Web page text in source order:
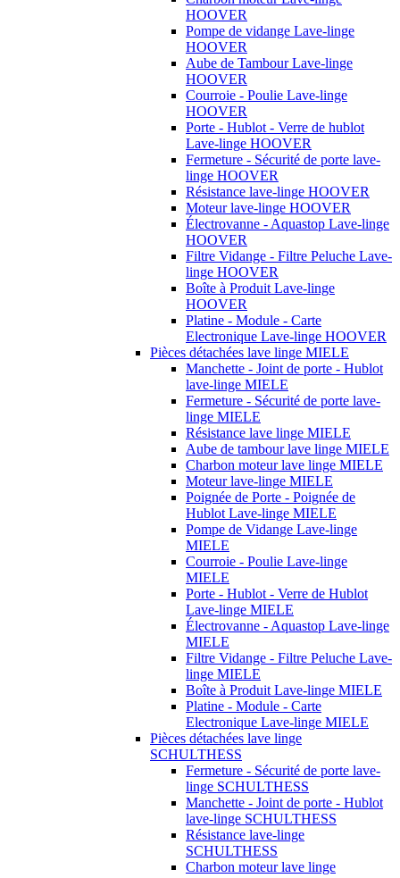
HOOVER
Pompe de vidange Lave-linge
HOOVER
Aube de Tambour Lave-linge
HOOVER
Courroie - Poulie Lave-linge
HOOVER
Porte - Hublot - Verre de hublot
Lave-linge HOOVER
Fermeture - Sécurité de porte lave-
linge HOOVER
Résistance lave-linge HOOVER
Moteur lave-linge HOOVER
Électrovanne - Aquastop Lave-linge
HOOVER
Filtre Vidange - Filtre Peluche Lave-
linge HOOVER
Boîte à Produit Lave-linge
HOOVER
Platine - Module - Carte
Electronique Lave-linge HOOVER
Pièces détachées lave linge MIELE
Manchette - Joint de porte - Hublot
lave-linge MIELE
Fermeture - Sécurité de porte lave-
linge MIELE
Résistance lave linge MIELE
Aube de tambour lave linge MIELE
Charbon moteur lave linge MIELE
Moteur lave-linge MIELE
Poignée de Porte - Poignée de
Hublot Lave-linge MIELE
Pompe de Vidange Lave-linge
MIELE
Courroie - Poulie Lave-linge
MIELE
Porte - Hublot - Verre de Hublot
Lave-linge MIELE
Électrovanne - Aquastop Lave-linge
MIELE
Filtre Vidange - Filtre Peluche Lave-
linge MIELE
Boîte à Produit Lave-linge MIELE
Platine - Module - Carte
Electronique Lave-linge MIELE
Pièces détachées lave linge
SCHULTHESS
Fermeture - Sécurité de porte lave-
linge SCHULTHESS
Manchette - Joint de porte - Hublot
lave-linge SCHULTHESS
Résistance lave-linge
SCHULTHESS
Charbon moteur lave linge